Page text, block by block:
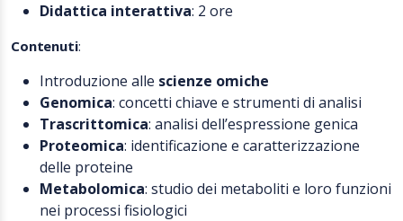
Didattica interattiva: 2 ore
Contenuti:
Introduzione alle scienze omiche
Genomica: concetti chiave e strumenti di analisi
Trascrittomica: analisi dell’espressione genica
Proteomica: identificazione e caratterizzazione
delle proteine
Metabolomica: studio dei metaboliti e loro funzioni
nei processi fisiologici